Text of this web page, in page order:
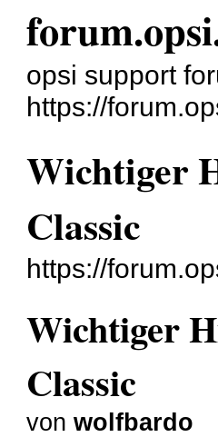
opsi support
https://
Wichtiger
Classic
https://
Wichtiger
Classic
vonwolfbardo